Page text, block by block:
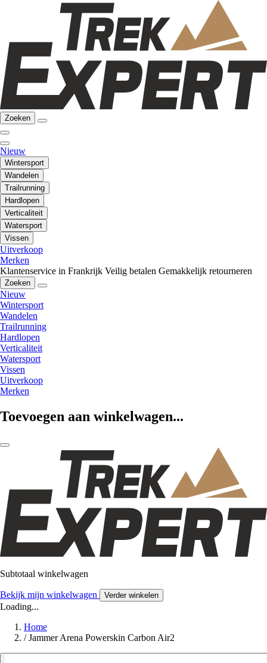
Zoeken
Nieuw
Wintersport
Wandelen
Trailrunning
Hardlopen
Verticaliteit
Watersport
Vissen
Uitverkoop
Merken
Klantenservice in Frankrijk Veilig betalen Gemakkelijk retourneren
Zoeken
Nieuw
Wintersport
Wandelen
Trailrunning
Hardlopen
Verticaliteit
Watersport
Vissen
Uitverkoop
Merken
Toevoegen aan winkelwagen...
Subtotaal winkelwagen
Bekijk mijn winkelwagen Verder winkelen
Loading...
Home
/ Jammer Arena Powerskin Carbon Air2